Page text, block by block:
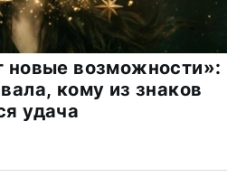
новые возможности»:
кому из знаков
удача